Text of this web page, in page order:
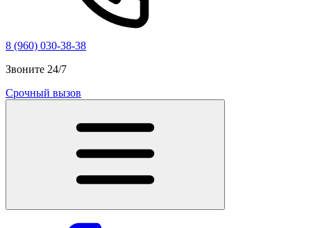
8 (960) 030-38-38
Звоните 24/7
Срочный вызов